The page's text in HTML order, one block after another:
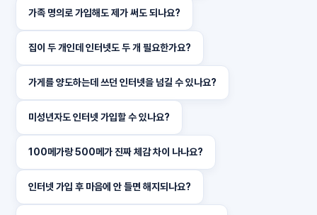
가족 명의로 가입해도 제가 써도 되나요?
집이 두 개인데 인터넷도 두 개 필요한가요?
가게를 양도하는데 쓰던 인터넷을 넘길 수 있나요?
미성년자도 인터넷 가입할 수 있나요?
100메가랑 500메가 진짜 체감 차이 나나요?
인터넷 가입 후 마음에 안 들면 해지되나요?